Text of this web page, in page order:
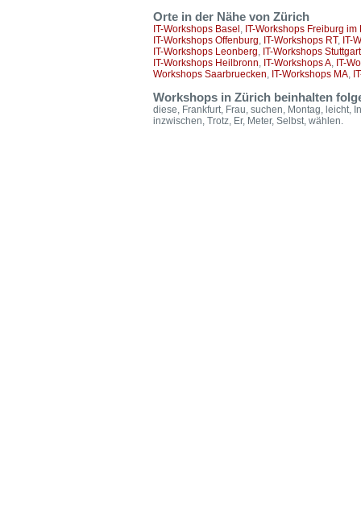
Orte in der Nähe von Zürich
IT-Workshops Basel , IT-Workshops Freiburg im
IT-Workshops Offenburg, IT-Workshops RT, IT-
IT-Workshops Leonberg, IT-Workshops Stuttgart
IT-Workshops Heilbronn, IT-Workshops A, IT-
Workshops Saarbruecken, IT-Workshops MA,
Workshops in Zürich beinhalten
diese, Frankfurt, Frau, suchen, Montag, leicht,
inzwischen, Trotz, Er, Meter, Selbst, wählen.